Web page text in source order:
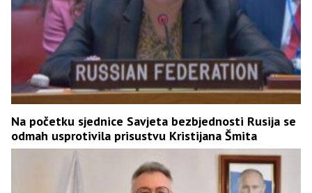
Na početku sjednice Savjeta bezbjednosti Rusija se
odmah usprotivila prisustvu Kristijana Šmita